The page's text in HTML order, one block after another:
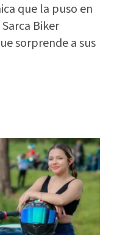
que la puso en
Biker
sorprende a sus